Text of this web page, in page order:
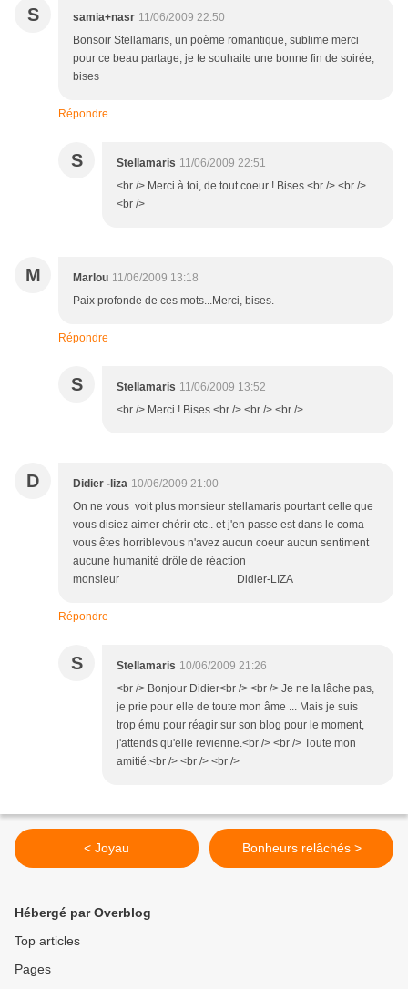
S samia+nasr 11/06/2009 22:50
Bonsoir Stellamaris, un poème romantique, sublime merci
pour ce beau partage, je te souhaite une bonne fin de soirée,
bises
Répondre
S Stellamaris 11/06/2009 22:51
<br /> Merci à toi, de tout coeur ! Bises.<br /> <br />
<br />
M Marlou 11/06/2009 13:18
Paix profonde de ces mots...Merci, bises.
Répondre
S Stellamaris 11/06/2009 13:52
<br /> Merci ! Bises.<br /> <br /> <br />
D Didier -liza 10/06/2009 21:00
On ne vous voit plus monsieur stellamaris pourtant celle que
vous disiez aimer chérir etc.. et j'en passe est dans le coma
vous êtes horriblevous n'avez aucun coeur aucun sentiment
aucune humanité drôle de réaction
monsieur Didier-LIZA
Répondre
S Stellamaris 10/06/2009 21:26
<br /> Bonjour Didier<br /> <br /> Je ne la lâche pas,
je prie pour elle de toute mon âme ... Mais je suis
trop ému pour réagir sur son blog pour le moment,
j'attends qu'elle revienne.<br /> <br /> Toute mon
amitié.<br /> <br /> <br />
< Joyau Bonheurs relâchés >
Hébergé par Overblog
Top articles
Pages